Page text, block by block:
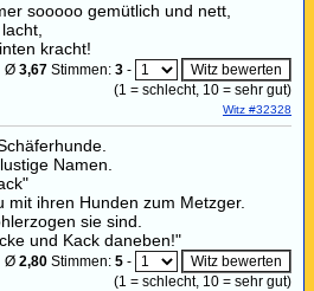
sooooo gemütlich und nett,
kracht!
Ø 3,67 Stimmen: 3 -
(1 = schlecht, 10 = sehr gut)
Witz #32328
Namen.
mit ihren Hunden zum Metzger.
sie sind.
und Kack daneben!"
Ø 2,80 Stimmen: 5 -
(1 = schlecht, 10 = sehr gut)